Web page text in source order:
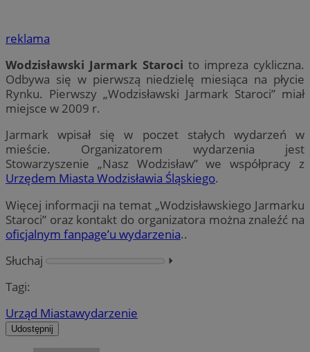
reklama
Wodzisławski Jarmark Staroci to impreza cykliczna.
Odbywa się w pierwszą niedzielę miesiąca na płycie
Rynku. Pierwszy „Wodzisławski Jarmark Staroci” miał
miejsce w 2009 r.
Jarmark wpisał się w poczet stałych wydarzeń w
mieście. Organizatorem wydarzenia jest
Stowarzyszenie „Nasz Wodzisław” we współpracy z
Urzędem Miasta Wodzisławia Śląskiego.
Więcej informacji na temat „Wodzisławskiego Jarmarku
Staroci” oraz kontakt do organizatora można znaleźć na
oficjalnym fanpage’u wydarzenia..
Słuchaj
⏵︎
Tagi:
Urząd Miastawydarzenie
Udostępnij